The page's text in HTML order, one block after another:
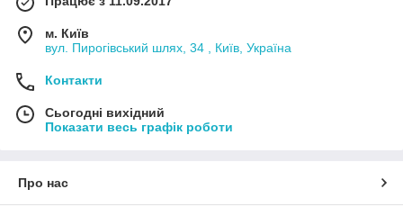
м. Київ
вул. Пирогівський шлях, 34 , Київ, Україна
Контакти
Сьогодні вихідний
Показати весь графік роботи
Про нас